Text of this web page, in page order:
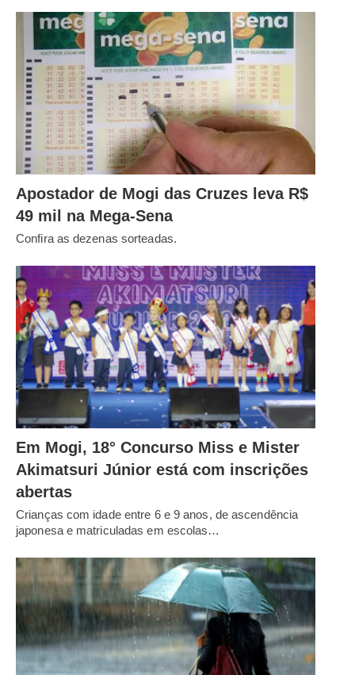
Apostador de Mogi das Cruzes leva R$
49 mil na Mega-Sena
Confira as dezenas sorteadas.
Em Mogi, 18° Concurso Miss e Mister
Akimatsuri Júnior está com inscrições
abertas
Crianças com idade entre 6 e 9 anos, de ascendência
japonesa e matriculadas em escolas…